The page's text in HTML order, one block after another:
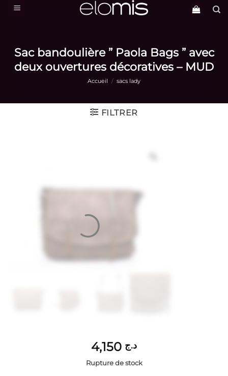
Passer
Sac bandoulière ” Paola Bags ” avec
deux ouvertures décoratives – MUD
Accueil / sacs lady
FILTRER
د.ج
Rupture de stock